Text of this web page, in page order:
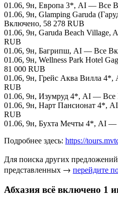
01.06, 9н, Европа 3*, AI — Все
01.06, 9н, Glamping Garuda
Включено, 58 278 RUB
01.06, 9н, Garuda Beach
RUB
01.06, 9н, Багрипш, AI — Все
01.06, 9н, Wellness Park Hotel
81 000 RUB
01.06, 9н, Грейс Аква Вилла
RUB
01.06, 9н, Изумруд 4*, AI — Все
01.06, 9н, Нарт Пансионат 4*,
RUB
01.06, 9н, Бухта Мечты 4*, AI —
Подробнее здесь: https://
Для поиска других
представленных → перейдите
Абхазия всё включено 1